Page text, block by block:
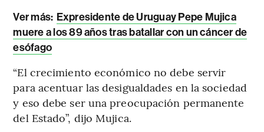
Ver más: Expresidente de Uruguay Pepe Mujica
muere a los 89 años tras batallar con un cáncer de
esófago
“El crecimiento económico no debe servir
para acentuar las desigualdades en la sociedad
y eso debe ser una preocupación permanente
del Estado”, dijo Mujica.